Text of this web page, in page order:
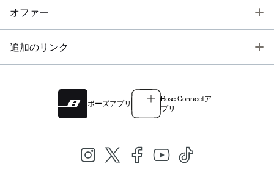
オファー
追加のリンク
ボーズアプリ
Bose Connectア
プリ